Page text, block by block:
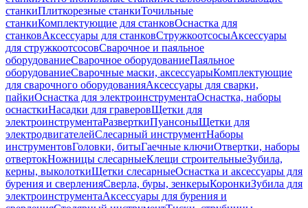
станкиПлиткорезные станкиТочильные
станкиКомплектующие для станковОснастка для
станковАксессуары для станковСтружкоотсосыАксессуары
для стружкоотсосовСварочное и паяльное
оборудованиеСварочное оборудованиеПаяльное
оборудованиеСварочные маски, аксессуарыКомплектующие
для сварочного оборудованияАксессуары для сварки,
пайкиОснастка для электроинструментаОснастка, наборы
оснасткиНасадки для граверовЩетки для
электроинструментаРазверткиПуансоныЩетки для
электродвигателейСлесарный инструментНаборы
инструментовГоловки, битыГаечные ключиОтвертки, наборы
отвертокНожницы слесарныеКлещи строительныеЗубила,
керны, выколоткиЩетки слесарныеОснастка и аксессуары для
бурения и сверленияСверла, буры, зенкерыКоронкиЗубила для
электроинструментаАксессуары для бурения и